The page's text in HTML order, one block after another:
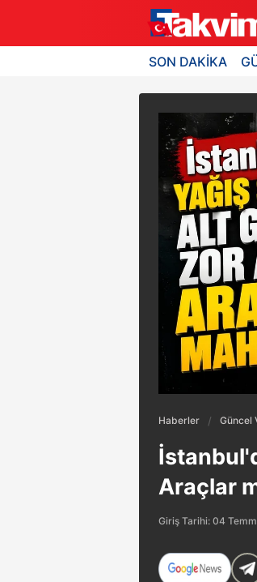
SON DAKİKA
Haberler Güncel
Araçlar
Giriş Tarihi: 04